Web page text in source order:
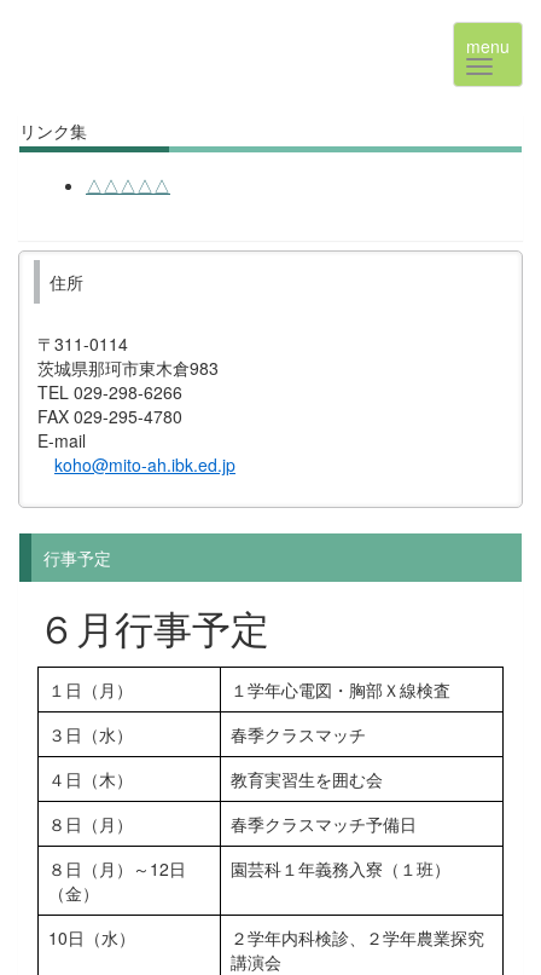
menu
リンク集
△△△△△
住所
〒311-0114
茨城県那珂市東木倉983
TEL 029-298-6266
FAX 029-295-4780
E-mail
koho@mito-ah.ibk.ed.jp
行事予定
６月行事予定
１日（月）
１学年心電図・胸部Ｘ線検査
３日（水）
春季クラスマッチ
４日（木）
教育実習生を囲む会
８日（月）
春季クラスマッチ予備日
８日（月）～12日
（金）
園芸科１年義務入寮（１班）
10日（水）
２学年内科検診、２学年農業探究
講演会